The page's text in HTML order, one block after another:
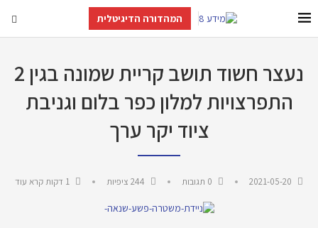
המהדורה הדיגיטלית
נעצר חשוד תושב קריית שמונה בגין 2
התפרצויות למלון כפר בלום וגניבת
ציוד יקר ערך
2021-05-20
244 ציפיות